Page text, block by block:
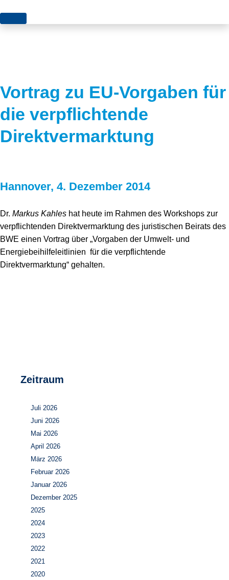
Themen
Flächen
Genehmigungen
Grundsatzfragen
Netze
Sektorenkopplung
Speicher
Stromerzeugung
News
Blog
Karriere
Stiftungsporträt
Team
Forschungsnetzwerk
Bibliothek
Vortrag zu EU-Vorgaben für
die verpflichtende
Direktvermarktung
Hannover, 4. Dezember 2014
Dr. Markus Kahles hat heute im Rahmen des Workshops zur
verpflichtenden Direktvermarktung des juristischen Beirats des
BWE einen Vortrag über „Vorgaben der Umwelt- und
Energiebeihilfeleitlinien für die verpflichtende
Direktvermarktung“ gehalten.
Zeitraum
Juli 2026
Juni 2026
Mai 2026
April 2026
März 2026
Februar 2026
Januar 2026
Dezember 2025
2025
2024
2023
2022
2021
2020